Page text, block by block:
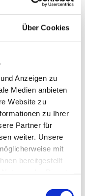
Über Cookies
Anzeigen zu
Medien anbieten
Website zu
zu Ihrer
Partner für
weiter. Unsere
mit
bereitgestellt
WEED
1970, als unser Opa
beide damals um die 30
den
seit Ewigkeiten ein
stand es
leer. Er war ein
u.a. auch die „Junge
zählten zu seinen
bis 2017 fest hinter